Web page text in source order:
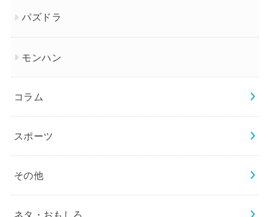
パズドラ
モンハン
コラム
スポーツ
その他
ネタ・おもしろ